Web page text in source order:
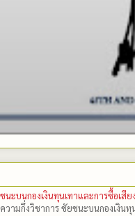
นะบนกองเงินทุนเทาและการซื้อเสีย
วามกึ่งวิชาการ ชัยชนะบนกองเงินทุ